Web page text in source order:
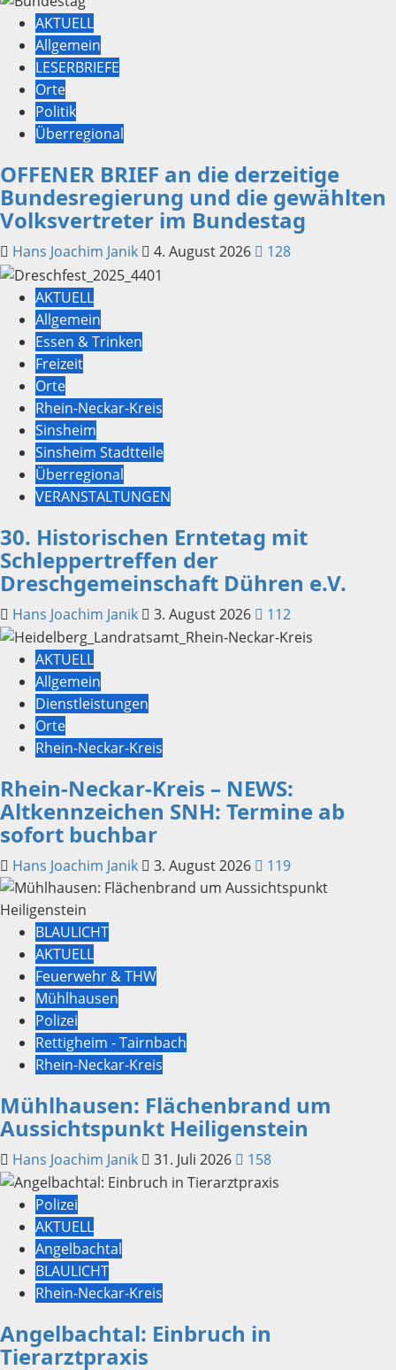
AKTUELL
Allgemein
LESERBRIEFE
Orte
Politik
Überregional
OFFENER BRIEF an die derzeitige
Bundesregierung und die gewählten
Volksvertreter im Bundestag
Hans Joachim Janik 4. August 2026 128
AKTUELL
Allgemein
Essen & Trinken
Freizeit
Orte
Rhein-Neckar-Kreis
Sinsheim
Sinsheim Stadtteile
Überregional
VERANSTALTUNGEN
30. Historischen Erntetag mit
Schleppertreffen der
Dreschgemeinschaft Dühren e.V.
Hans Joachim Janik 3. August 2026 112
AKTUELL
Allgemein
Dienstleistungen
Orte
Rhein-Neckar-Kreis
Rhein-Neckar-Kreis – NEWS:
Altkennzeichen SNH: Termine ab
sofort buchbar
Hans Joachim Janik 3. August 2026 119
BLAULICHT
AKTUELL
Feuerwehr & THW
Mühlhausen
Polizei
Rettigheim - Tairnbach
Rhein-Neckar-Kreis
Mühlhausen: Flächenbrand um
Aussichtspunkt Heiligenstein
Hans Joachim Janik 31. Juli 2026 158
Polizei
AKTUELL
Angelbachtal
BLAULICHT
Rhein-Neckar-Kreis
Angelbachtal: Einbruch in
Tierarztpraxis